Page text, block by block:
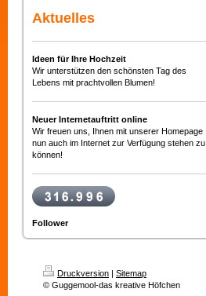
Aktuelles
Ideen für Ihre Hochzeit
Wir unterstützen den schönsten Tag des
Lebens mit prachtvollen Blumen!
Neuer Internetauftritt online
Wir freuen uns, Ihnen mit unserer Homepage
nun auch im Internet zur Verfügung stehen zu
können!
Follower
Druckversion | Sitemap
© Guggemool-das kreative Höfchen